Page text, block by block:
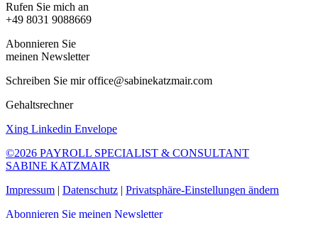
Rufen Sie mich an
+49 8031 9088669
Abonnieren Sie
meinen Newsletter
Schreiben Sie mir office@sabinekatzmair.com
Gehaltsrechner
Xing Linkedin Envelope
©2026 PAYROLL SPECIALIST & CONSULTANT
SABINE KATZMAIR
Impressum | Datenschutz | Privatsphäre-Einstellungen ändern
Abonnieren Sie meinen Newsletter